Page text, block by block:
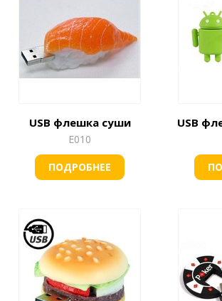
USB флешка суши
Е010
ПОДРОБНЕЕ
USB